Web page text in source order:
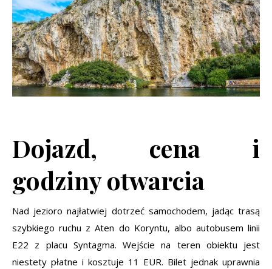
Dojazd, cena i
godziny otwarcia
Nad jezioro najłatwiej dotrzeć samochodem, jadąc trasą
szybkiego ruchu z Aten do Koryntu, albo autobusem linii
E22 z placu Syntagma. Wejście na teren obiektu jest
niestety płatne i kosztuje 11 EUR. Bilet jednak uprawnia